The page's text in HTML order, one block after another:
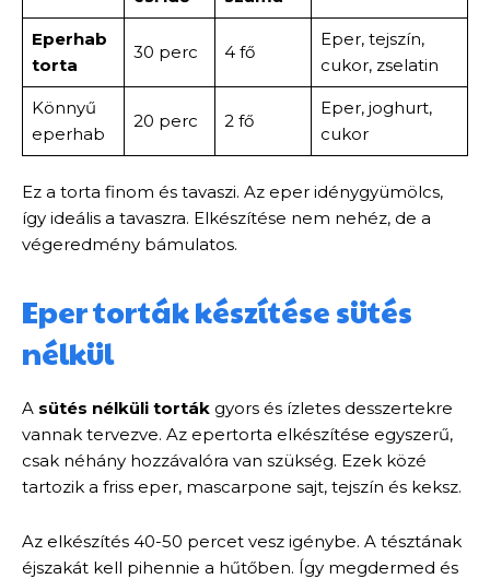
Eperhab
torta
30 perc 4 fő
Eper, tejszín,
cukor, zselatin
Könnyű
eperhab
20 perc 2 fő
Eper, joghurt,
cukor
Ez a torta finom és tavaszi. Az eper idénygyümölcs,
így ideális a tavaszra. Elkészítése nem nehéz, de a
végeredmény bámulatos.
Eper torták készítése sütés
nélkül
A sütés nélküli torták gyors és ízletes desszertekre
vannak tervezve. Az epertorta elkészítése egyszerű,
csak néhány hozzávalóra van szükség. Ezek közé
tartozik a friss eper, mascarpone sajt, tejszín és keksz.
Az elkészítés 40-50 percet vesz igénybe. A tésztának
éjszakát kell pihennie a hűtőben. Így megdermed és